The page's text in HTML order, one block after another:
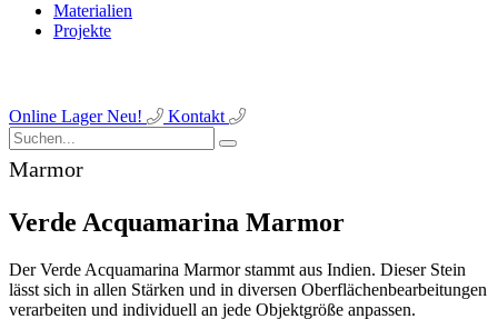
Materialien
Projekte
Online LagerNeu! Kontakt
Marmor
Verde Acquamarina Marmor
Der Verde Acquamarina Marmor stammt aus Indien. Dieser Stein
lässt sich in allen Stärken und in diversen Oberflächenbearbeitungen
verarbeiten und individuell an jede Objektgröße anpassen.